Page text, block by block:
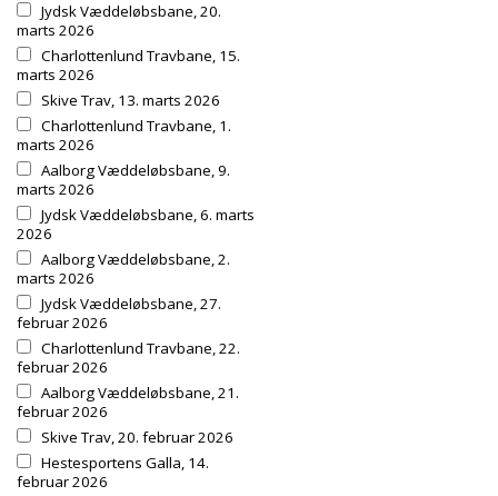
Jydsk Væddeløbsbane, 20.
marts 2026
Charlottenlund Travbane, 15.
marts 2026
Skive Trav, 13. marts 2026
Charlottenlund Travbane, 1.
marts 2026
Aalborg Væddeløbsbane, 9.
marts 2026
Jydsk Væddeløbsbane, 6. marts
2026
Aalborg Væddeløbsbane, 2.
marts 2026
Jydsk Væddeløbsbane, 27.
februar 2026
Charlottenlund Travbane, 22.
februar 2026
Aalborg Væddeløbsbane, 21.
februar 2026
Skive Trav, 20. februar 2026
Hestesportens Galla, 14.
februar 2026